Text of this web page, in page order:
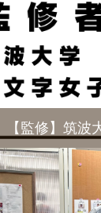
【監修】筑